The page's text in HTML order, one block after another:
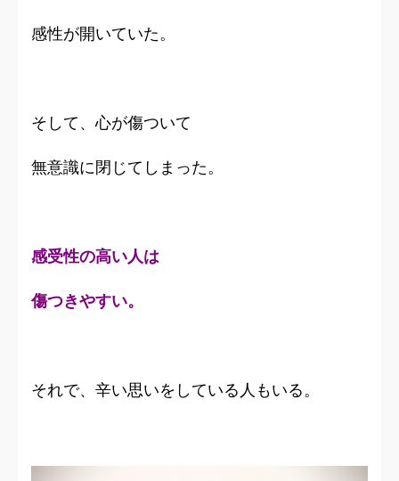
感性が開いていた。
そして、心が傷ついて
無意識に閉じてしまった。
感受性の高い人は
傷つきやすい。
それで、辛い思いをしている人もいる。